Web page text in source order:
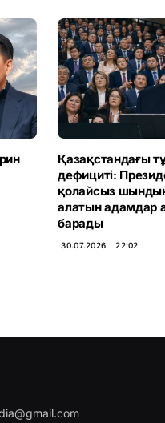
Қазақстандағы
дефициті:
қолайсыз
алатын адамдар
барады
30.07.2026 ∣ 22:02